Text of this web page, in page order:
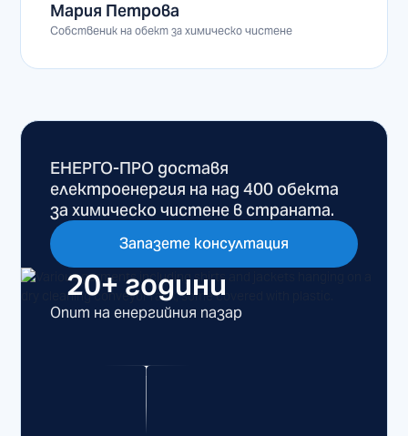
Мария Петрова
Собственик на обект за химическо чистене
ЕНЕРГО-ПРО доставя
електроенергия на над 400 обекта
за химическо чистене в страната.
Запазете консултация
20+ години
Опит на енергийния пазар